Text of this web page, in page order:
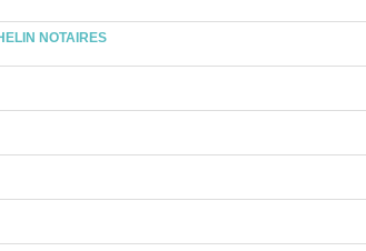
NOTAIRES